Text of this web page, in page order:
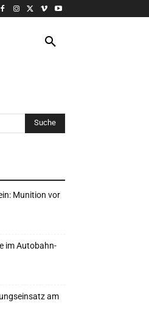
Munition vor
im Autobahn-
am